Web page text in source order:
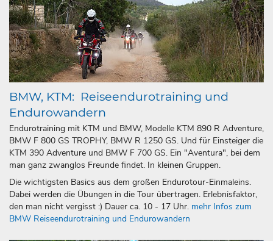
BMW, KTM: Reiseendurotraining und
Endurowandern
Endurotraining mit KTM und BMW, Modelle KTM 890 R Adventure,
BMW F 800 GS TROPHY, BMW R 1250 GS. Und für Einsteiger die
KTM 390 Adventure und BMW F 700 GS. Ein "Aventura", bei dem
man ganz zwanglos Freunde findet. In kleinen Gruppen.
Die wichtigsten Basics aus dem großen Endurotour-Einmaleins.
Dabei werden die Übungen in die Tour übertragen. Erlebnis­­faktor,
den man nicht vergisst :) Dauer ca. 10 - 17 Uhr. mehr Infos zum
BMW Reiseendurotraining und Endurowandern